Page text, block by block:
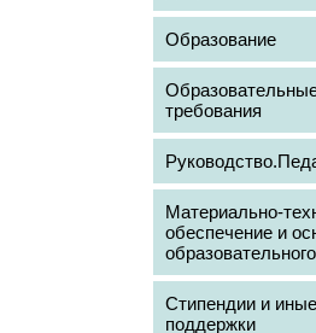
Образование
требования
Материально-
обеспечение и
Стипендии и
поддержки